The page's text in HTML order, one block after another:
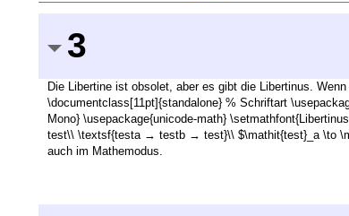
3
Die Libertine ist obsolet, aber es gibt die Libertinus.
\documentclass[11pt]{standalone} % Schriftart
Mono} \usepackage{unicode-math}
test\\ \textsf{testa → testb → test}\\ $\mathit{test}_a \to
auch im Mathemodus.